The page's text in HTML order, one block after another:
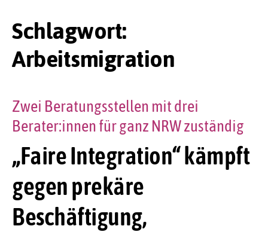
Schlagwort:
Arbeitsmigration
„Faire Integration“ kämpft
gegen prekäre
Beschäftigung,
Zwei Beratungsstellen mit drei
Berater:innen für ganz NRW zuständig